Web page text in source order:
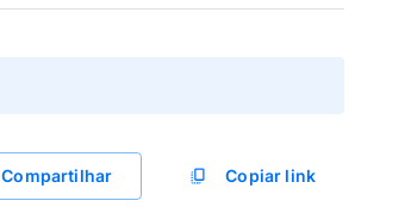
Compartilhar Copiar link